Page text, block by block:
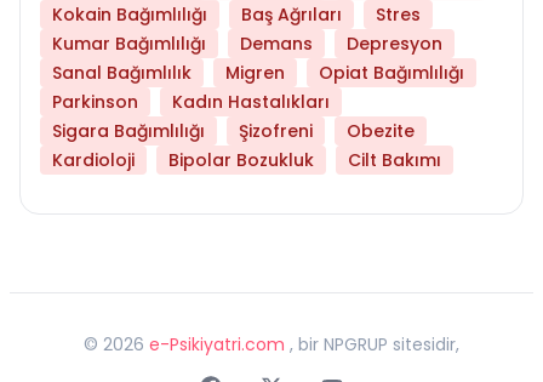
Kokain Bağımlılığı
Baş Ağrıları
Stres
Kumar Bağımlılığı
Demans
Depresyon
Sanal Bağımlılık
Migren
Opiat Bağımlılığı
Parkinson
Kadın Hastalıkları
Sigara Bağımlılığı
Şizofreni
Obezite
Kardioloji
Bipolar Bozukluk Cilt Bakımı
© 2026 e-Psikiyatri.com , bir NPGRUP sitesidir,